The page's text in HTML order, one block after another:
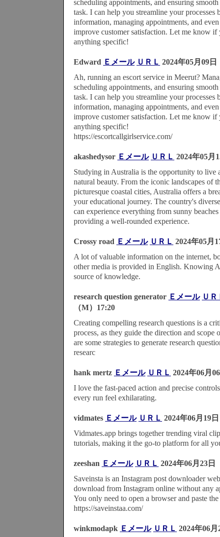
scheduling appointments, and ensuring
task. I can help you streamline your processes
information, managing appointments, and
improve customer satisfaction. Let me know if
anything specific!
Edward Ｅメール ＵＲＬ 2024年05月09
Ah, running an escort service in Meerut?
scheduling appointments, and ensuring
task. I can help you streamline your processes
information, managing appointments, and
improve customer satisfaction. Let me know if
anything specific!
https://escortcallgirlservice.com/
akashedysor Ｅメール ＵＲＬ 2024年05月
Studying in Australia is the opportunity to live
natural beauty. From the iconic landscapes of
picturesque coastal cities, Australia offers a
your educational journey. The country's
can experience everything from sunny
providing a well-rounded experience.
Crossy road Ｅメール ＵＲＬ 2024年05月
A lot of valuable information on the internet,
other media is provided in English. Knowing
source of knowledge.
research question generator Ｅメール ＵＲ
（M）17:20
Creating compelling research questions is a
process, as they guide the direction and
are some strategies to generate research
researc
hank mertz Ｅメール ＵＲＬ 2024年06月
I love the fast-paced action and precise
every run feel exhilarating.
vidmates Ｅメール ＵＲＬ 2024年06月19
Vidmates.app brings together trending viral
tutorials, making it the go-to platform for all
zeeshan Ｅメール ＵＲＬ 2024年06月23日
Saveinsta is an Instagram post downloader
download from Instagram online without any
You only need to open a browser and paste
https://saveinstaa.com/
winkmodapk Ｅメール ＵＲＬ 2024年06